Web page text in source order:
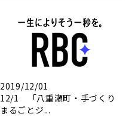
2019/12/01
12/1 「八重瀬町・手づくり
まるごとジ...